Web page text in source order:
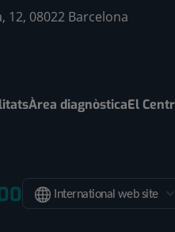
12, 08022 Barcelona
Àrea diagnòsticaEl
International web site